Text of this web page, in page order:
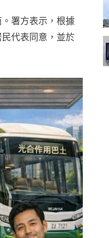
署方表示，根據
代表同意，並於